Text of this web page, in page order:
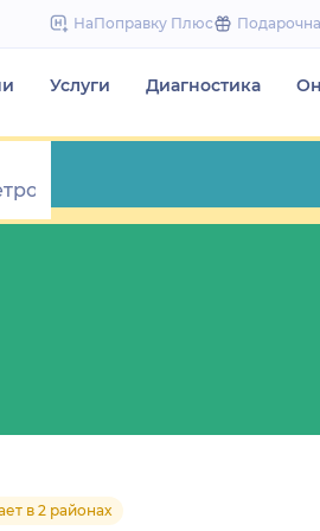
to
НаПоправку Плюс
Услуги Диагностика
в 2 районах